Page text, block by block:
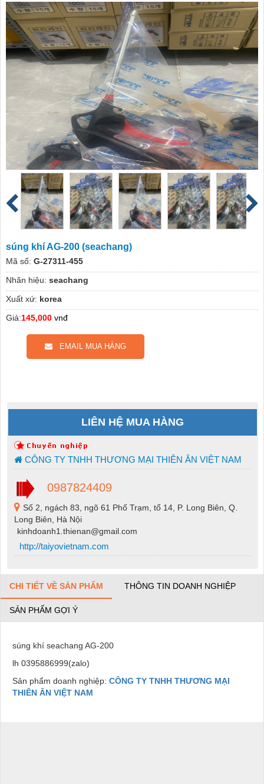
súng khí AG-200 (seachang)
Mã số: G-27311-455
Nhãn hiệu: seachang
Xuất xứ: korea
Giá:145,000 vnđ
EMAIL MUA HÀNG
LIÊN HỆ MUA HÀNG
CÔNG TY TNHH THƯƠNG MẠI THIÊN ÂN VIỆT NAM
0987824409
Số 2, ngách 83, ngõ 61 Phố Trạm, tổ 14, P. Long Biên, Q.
Long Biên, Hà Nội
kinhdoanh1.thienan@gmail.com
http://taiyovietnam.com
CHI TIẾT VỀ SẢN PHẨM THÔNG TIN DOANH NGHIỆP
SẢN PHẨM GỢI Ý
súng khí seachang AG-200
lh 0395886999(zalo)
Sản phẩm doanh nghiệp: CÔNG TY TNHH THƯƠNG MẠI
THIÊN ÂN VIỆT NAM